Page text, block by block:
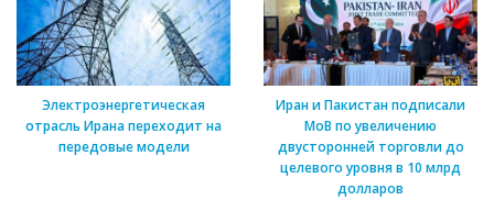
Электроэнергетическая
отрасль Ирана переходит на
передовые модели
Иран и Пакистан подписали
МоВ по увеличению
двусторонней торговли до
целевого уровня в 10 млрд
долларов